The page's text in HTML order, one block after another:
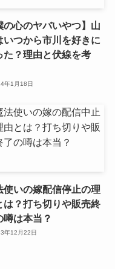
の心のヤバいやつ】山
いつから市川を好きに
た？理由と伏線を考
年1月18日
使いの嫁配信停止の理
は？打ち切りや販売終
噂は本当？
年12月22日